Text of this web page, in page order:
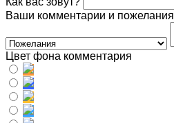
Ваши комментарии и пожелания
Цвет фона комментария